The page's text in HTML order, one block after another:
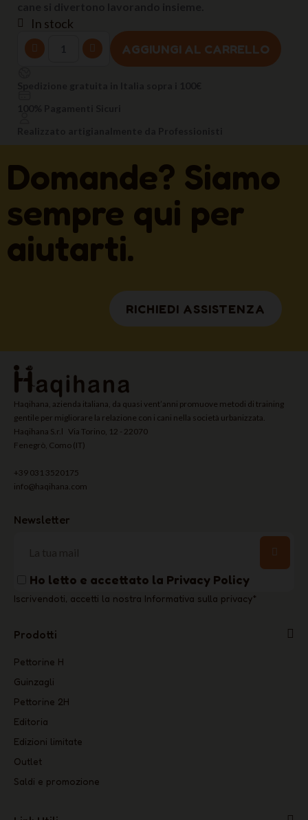
In stock
AGGIUNGI AL CARRELLO
Domande? Siamo
sempre qui per
aiutarti.
RICHIEDI ASSISTENZA
Haqihana, azienda italiana, da quasi vent’anni promuove metodi di training
gentile per migliorare la relazione con i cani nella società urbanizzata.
Haqihana S.r.l Via Torino, 12 - 22070
Fenegrò, Como (IT)
+39 031 3520175
info@haqihana.com
Newsletter
Ho letto e accettato la Privacy Policy
Iscrivendoti, accetti la nostra Informativa sulla privacy*
Prodotti
Pettorine H
Guinzagli
Pettorine 2H
Editoria
Edizioni limitate
Outlet
Saldi e promozione